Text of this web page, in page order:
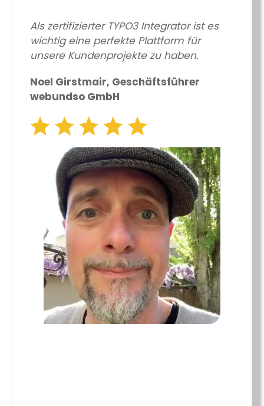
Als zertifizierter TYPO3 Integrator ist es
wichtig eine perfekte Plattform für
unsere Kundenprojekte zu haben.
Noel Girstmair, Geschäftsführer
webundso GmbH